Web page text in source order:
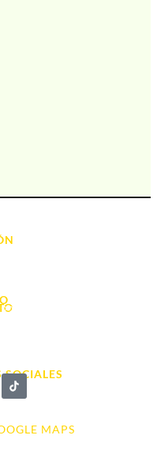
SOCIALES
MAPS